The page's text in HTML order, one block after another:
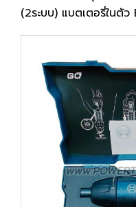
(2ระบบ) แบตเตอรี่ในตัว